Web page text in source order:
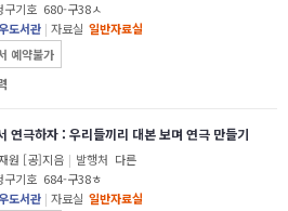
구기호 680-구38ㅅ
도서관 | 자료실 일반자료실
예약불가
연극하자 : 우리들끼리 대본 보며 연극 만들기
원 [공]지음 | 발행처 다른
구기호 684-구38ㅎ
도서관 | 자료실 일반자료실